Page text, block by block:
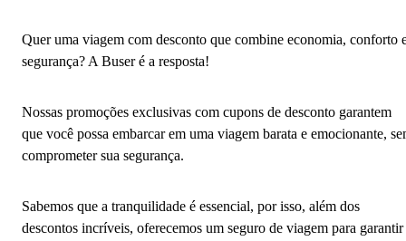
Quer uma viagem com desconto que combine economia, conforto
segurança? A Buser é a resposta!
Nossas promoções exclusivas com cupons de desconto garantem
que você possa embarcar em uma viagem barata e emocionante,
comprometer sua segurança.
Sabemos que a tranquilidade é essencial, por isso, além dos
descontos incríveis, oferecemos um seguro de viagem para garantir